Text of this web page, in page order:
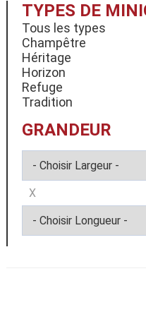
TYPES DE
Tous les types
Champêtre
Héritage
Horizon
Refuge
Tradition
GRANDEUR